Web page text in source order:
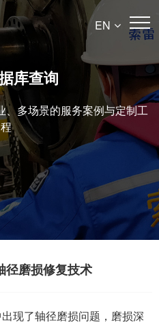
EN
库查询
、多场景的服务案例与定制工
程
径磨损修复技术
现了轴径磨损问题，磨损深